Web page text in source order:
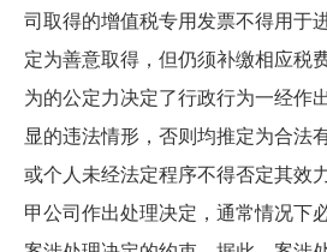
司取得的增值税专用发票不得用于
定为善意取得，但仍须补缴相应税
为的公定力决定了行政行为一经作
显的违法情形，否则均推定为合法
或个人未经法定程序不得否定其效
甲公司作出处理决定，通常情况下